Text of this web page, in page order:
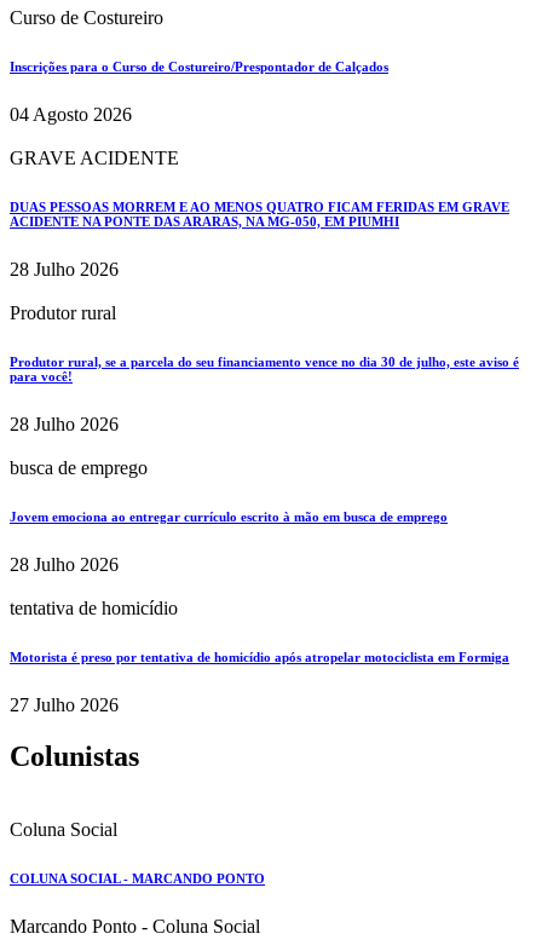
Curso de Costureiro
Inscrições para o Curso de Costureiro/Prespontador de Calçados
04 Agosto 2026
GRAVE ACIDENTE
DUAS PESSOAS MORREM E AO MENOS QUATRO FICAM FERIDAS EM GRAVE
ACIDENTE NA PONTE DAS ARARAS, NA MG-050, EM PIUMHI
28 Julho 2026
Produtor rural
Produtor rural, se a parcela do seu financiamento vence no dia 30 de julho, este aviso é
para você!
28 Julho 2026
busca de emprego
Jovem emociona ao entregar currículo escrito à mão em busca de emprego
28 Julho 2026
tentativa de homicídio
Motorista é preso por tentativa de homicídio após atropelar motociclista em Formiga
27 Julho 2026
Colunistas
Coluna Social
COLUNA SOCIAL - MARCANDO PONTO
Marcando Ponto - Coluna Social